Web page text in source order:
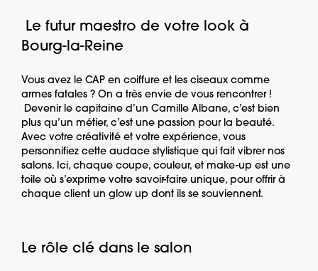
Le futur maestro de votre look à
Bourg-la-Reine
Vous avez le CAP en coiffure et les ciseaux comme
armes fatales ? On a très envie de vous rencontrer !
Devenir le capitaine d’un Camille Albane, c’est bien
plus qu’un métier, c’est une passion pour la beauté.
Avec votre créativité et votre expérience, vous
personnifiez cette audace stylistique qui fait vibrer nos
salons. Ici, chaque coupe, couleur, et make-up est une
toile où s’exprime votre savoir-faire unique, pour offrir à
chaque client un glow up dont ils se souviennent.
Le rôle clé dans le salon